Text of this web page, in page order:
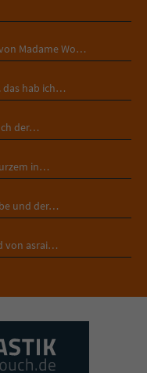
Madame Wo…
das hab ich…
der…
in…
und der…
von asrai…